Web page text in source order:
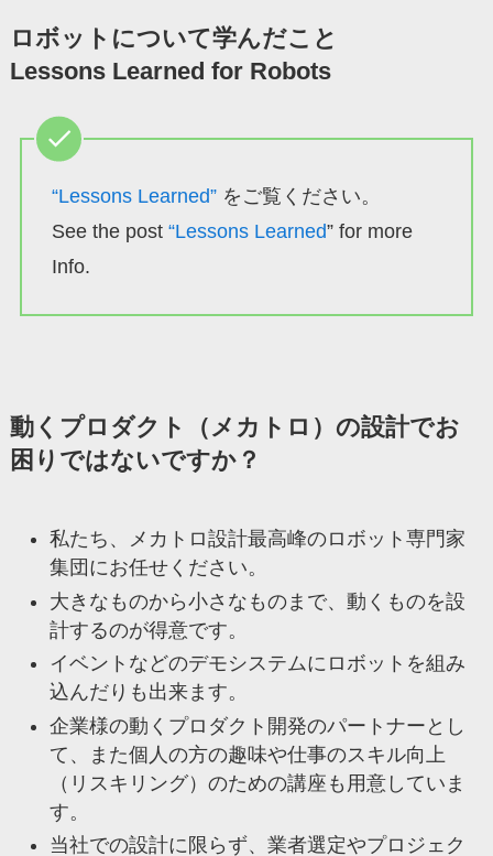
ロボットについて学んだこと
Lessons Learned for Robots
“Lessons Learned”をご覧ください。
See the post “Lessons Learned” for more
Info.
動くプロダクト（メカトロ）の設計でお
困りではないですか？
私たち、メカトロ設計最高峰のロボット専門家
集団にお任せください。
大きなものから小さなものまで、動くものを設
計するのが得意です。
イベントなどのデモシステムにロボットを組み
込んだりも出来ます。
企業様の動くプロダクト開発のパートナーとし
て、また個人の方の趣味や仕事のスキル向上
（リスキリング）のための講座も用意していま
す。
当社での設計に限らず、業者選定やプロジェク